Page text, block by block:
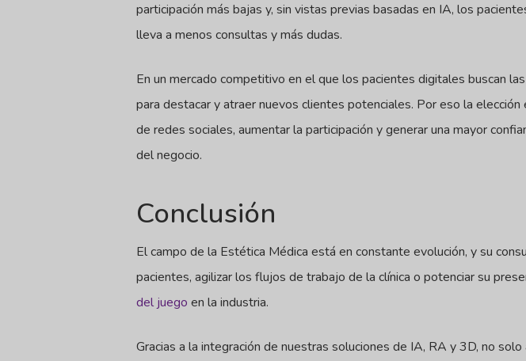
participación más bajas y, sin vistas previas basadas en IA, los
lleva a menos consultas y más dudas.
En un mercado competitivo en el que los pacientes digitales buscan
para destacar y atraer nuevos clientes potenciales. Por eso la
de redes sociales, aumentar la participación y generar una mayor
del negocio.
Conclusión
El campo de la Estética Médica está en constante evolución, y su
pacientes, agilizar los flujos de trabajo de la clínica o potenciar su
del juego en la industria.
Gracias a la integración de nuestras soluciones de IA, RA y 3D, no